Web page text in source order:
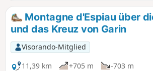
Montagne d'Espiau über
und das Kreuz von Garin
Visorando-Mitglied
11,39 km
+705 m
-703 m